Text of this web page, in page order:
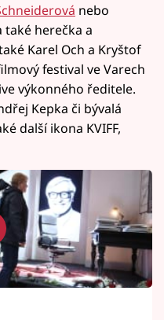
nebo
také herečka a
Karel Och a Kryštof
festival ve Varech
výkonného ředitele.
Kepka či bývalá
další ikona KVIFF,